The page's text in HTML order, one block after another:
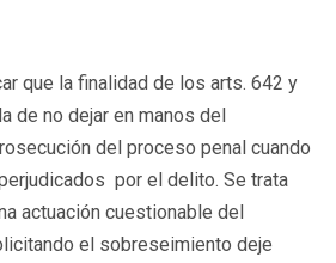
que la finalidad de los arts. 642 y
de no dejar en manos del
del proceso penal cuando
por el delito. Se trata
actuación cuestionable del
el sobreseimiento deje